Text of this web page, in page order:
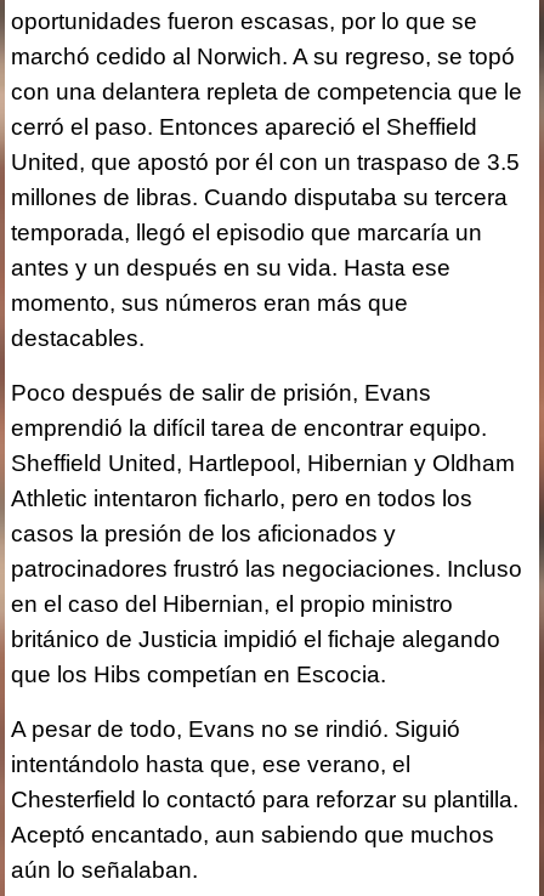
oportunidades fueron escasas, por lo que se
marchó cedido al Norwich. A su regreso, se topó
con una delantera repleta de competencia que le
cerró el paso. Entonces apareció el Sheffield
United, que apostó por él con un traspaso de 3.5
millones de libras. Cuando disputaba su tercera
temporada, llegó el episodio que marcaría un
antes y un después en su vida. Hasta ese
momento, sus números eran más que
destacables.
Poco después de salir de prisión, Evans
emprendió la difícil tarea de encontrar equipo.
Sheffield United, Hartlepool, Hibernian y Oldham
Athletic intentaron ficharlo, pero en todos los
casos la presión de los aficionados y
patrocinadores frustró las negociaciones. Incluso
en el caso del Hibernian, el propio ministro
británico de Justicia impidió el fichaje alegando
que los Hibs competían en Escocia.
A pesar de todo, Evans no se rindió. Siguió
intentándolo hasta que, ese verano, el
Chesterfield lo contactó para reforzar su plantilla.
Aceptó encantado, aun sabiendo que muchos
aún lo señalaban.